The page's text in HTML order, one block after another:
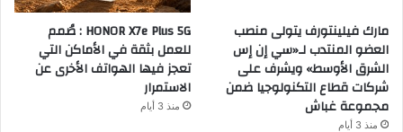
مارك فيلينتورف يتولى منصب
العضو المنتدب لـ«سي إن إس
الشرق الأوسط» ويشرف على
شركات قطاع التكنولوجيا ضمن
مجموعة غباش
منذ 3 أيام
HONOR X7e Plus 5G : صُمم
للعمل بثقة في الأماكن التي
تعجز فيها الهواتف الأخرى عن
الاستمرار
منذ 3 أيام